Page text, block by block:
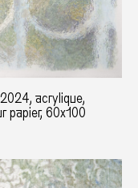
acrylique,
papier, 60x100